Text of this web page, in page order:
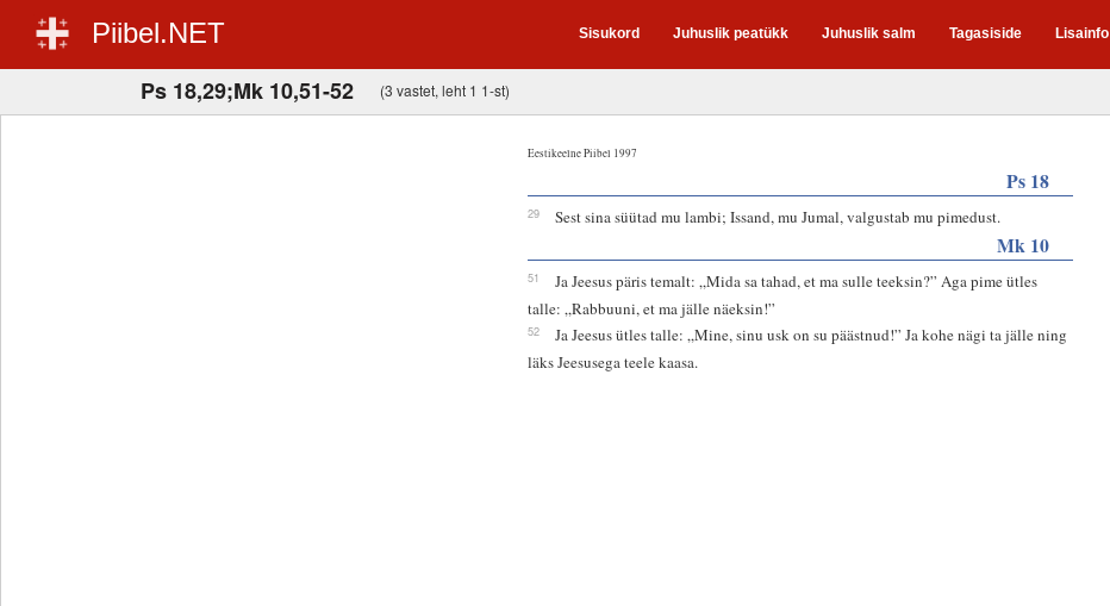
Piibel.NET Sisukord Juhuslik peatükk Juhuslik salm Tagasiside Lisainfo
Ps 18,29;Mk 10,51-52 (3 vastet, leht 1 1-st)
Eestikeelne Piibel 1997
Ps 18
29 Sest sina süütad mu lambi; Issand, mu Jumal, valgustab mu pimedust.
Mk 10
51
Ja Jeesus päris temalt: „Mida sa tahad, et ma sulle teeksin?” Aga pime ütles
talle: „Rabbuuni, et ma jälle näeksin!”
52
Ja Jeesus ütles talle: „Mine, sinu usk on su päästnud!” Ja kohe nägi ta jälle ning
läks Jeesusega teele kaasa.